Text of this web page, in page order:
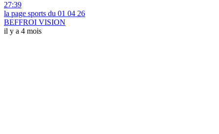
27:39
la page sports du 01 04 26
BEFFROI VISION
il y a 4 mois